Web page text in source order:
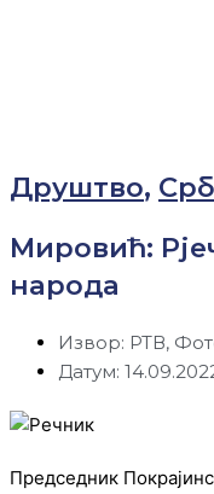
Друштво,
Мировић:
народа
Извор: РТВ,
Датум:
Председник